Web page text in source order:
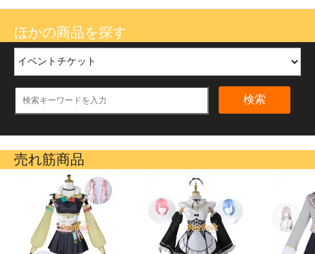
ほかの商品を探す
検索
売れ筋商品